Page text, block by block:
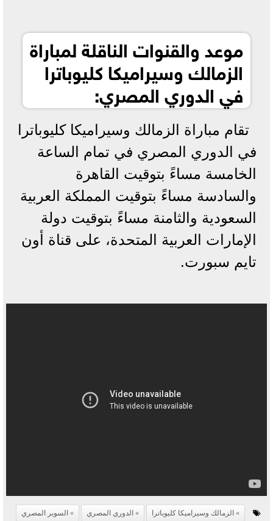
موعد والقنوات الناقلة لمباراة
الزمالك وسيراميكا كليوباترا
في الدوري المصري:
تقام مباراة الزمالك وسيراميكا كليوباترا
في الدوري المصري في تمام الساعة
الخامسة مساءً بتوقيت القاهرة
والسادسة مساءً بتوقيت المملكة العربية
السعودية والثامنة مساءً بتوقيت دولة
الإمارات العربية المتحدة، على قناة أون
تايم سبورت.
الزمالك وسيراميكا كليوباترا الدوري المصري
السوبر المصري